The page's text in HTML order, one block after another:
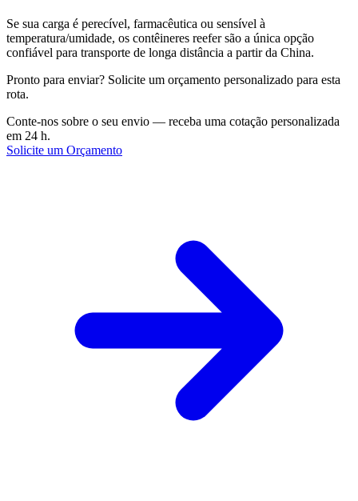
Se sua carga é perecível, farmacêutica ou sensível à
temperatura/umidade, os contêineres reefer são a única opção
confiável para transporte de longa distância a partir da China.
Pronto para enviar? Solicite um orçamento personalizado para esta
rota.
Conte-nos sobre o seu envio — receba uma cotação personalizada
em 24 h.
Solicite um Orçamento